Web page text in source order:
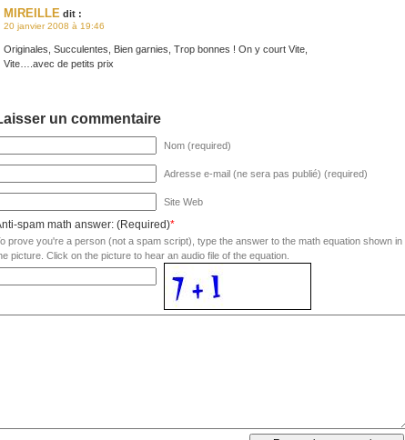
MIREILLE dit :
20 janvier 2008 à 19:46
Originales, Succulentes, Bien garnies, Trop bonnes ! On y court Vite,
Vite….avec de petits prix
un commentaire
Nom (required)
Adresse e-mail (ne sera pas publié) (required)
Site Web
spam math answer: (Required)*
prove you're a person (not a spam script), type the answer to the math equation shown in
picture. Click on the picture to hear an audio file of the equation.